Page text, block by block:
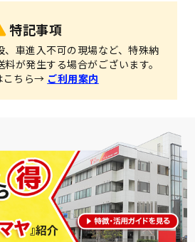
特記事項
、車進入不可の現場など、特殊納
が発生する場合がございます。
こちら→ ご利用案内